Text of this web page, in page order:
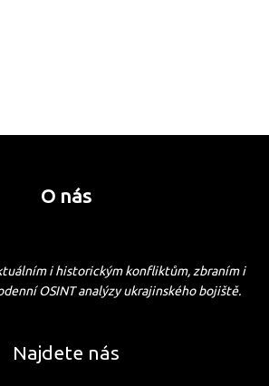
O nás
i historickým konfliktům, zbraním i
OSINT analýzy ukrajinského bojiště.
Najdete nás